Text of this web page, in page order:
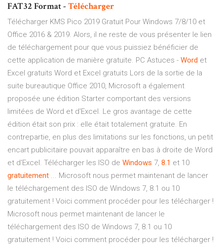
FAT32 Format - Télécharger
Télécharger KMS Pico 2019 Gratuit Pour Windows 7/8/10 et
Office 2016 & 2019. Alors, il ne reste de vous présenter le lien
de téléchargement pour que vous puissiez bénéficier de
cette application de manière gratuite. PC Astuces - Word et
Excel gratuits Word et Excel gratuits Lors de la sortie de la
suite bureautique Office 2010, Microsoft a également
proposée une édition Starter comportant des versions
limitées de Word et d'Excel. Le gros avantage de cette
édition était son prix : elle était totalement gratuite. En
contrepartie, en plus des limitations sur les fonctions, un petit
encart publicitaire pouvait apparaître en bas à droite de Word
et d'Excel. Télécharger les ISO de Windows 7, 8.1 et 10
gratuitement ... Microsoft nous permet maintenant de lancer
le téléchargement des ISO de Windows 7, 8.1 ou 10
gratuitement ! Voici comment procéder pour les télécharger !
Microsoft nous permet maintenant de lancer le
téléchargement des ISO de Windows 7, 8.1 ou 10
gratuitement ! Voici comment procéder pour les télécharger !